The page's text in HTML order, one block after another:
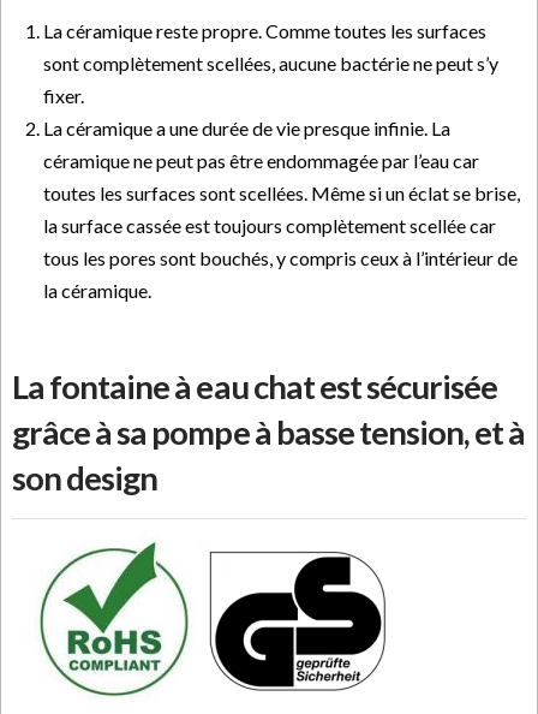
La céramique reste propre. Comme toutes les surfaces
sont complètement scellées, aucune bactérie ne peut s’y
fixer.
La céramique a une durée de vie presque infinie. La
céramique ne peut pas être endommagée par l’eau car
toutes les surfaces sont scellées. Même si un éclat se brise,
la surface cassée est toujours complètement scellée car
tous les pores sont bouchés, y compris ceux à l’intérieur de
la céramique.
La fontaine à eau chat est sécurisée
grâce à sa pompe à basse tension, et à
son design